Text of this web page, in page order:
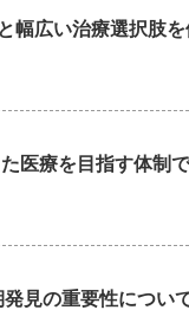
幅広い治療選択肢
医療を目指す体制
見の重要性につい